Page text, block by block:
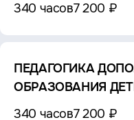
340 часов7 200 ₽
ПЕДАГОГИКА
ОБРАЗОВАНИЯ
340 часов7 200 ₽